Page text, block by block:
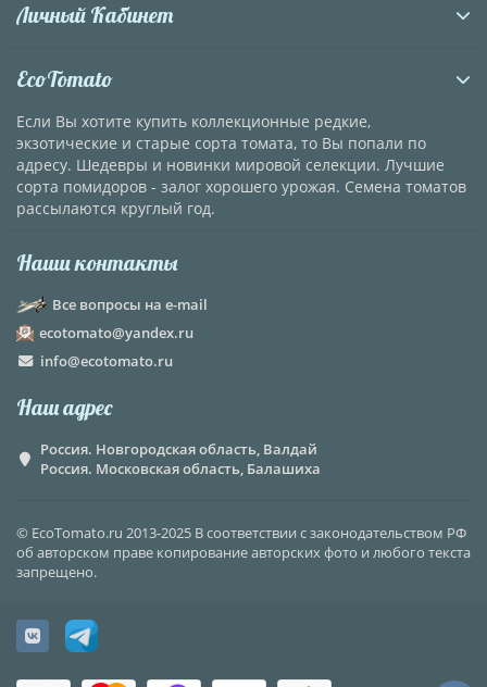
Личный Кабинет
EcoTomato
Если Вы хотите купить коллекционные редкие,
экзотические и старые сорта томата, то Вы попали по
адресу. Шедевры и новинки мировой селекции. Лучшие
сорта помидоров - залог хорошего урожая. Семена томатов
рассылаются круглый год.
Наши контакты
Все вопросы на e-mail
ecotomato@yandex.ru
info@ecotomato.ru
Наш адрес
Россия. Новгородская область, Валдай
Россия. Московская область, Балашиха
© EcoTomato.ru 2013-2025 В соответствии с законодательством РФ
об авторском праве копирование авторских фото и любого текста
запрещено.